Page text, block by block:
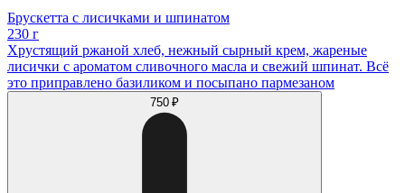
Брускетта с лисичками и шпинатом
230 г
Хрустящий ржаной хлеб, нежный сырный крем, жареные
лисички с ароматом сливочного масла и свежий шпинат. Всё
это приправлено базиликом и посыпано пармезаном
750 ₽